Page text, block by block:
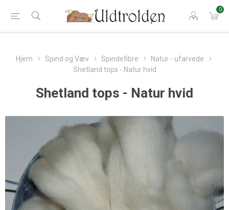
0
Hjem Spind og Væv Spindefibre
Natur - ufarvede
Shetland tops - Natur hvid
Shetland tops - Natur hvid